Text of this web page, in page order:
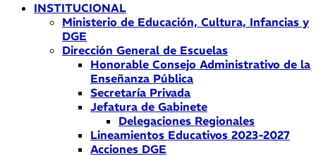
INSTITUCIONAL
Ministerio de Educación, Cultura, Infancias y
DGE
Dirección General de Escuelas
Honorable Consejo Administrativo de la
Enseñanza Pública
Secretaría Privada
Jefatura de Gabinete
Delegaciones Regionales
Lineamientos Educativos 2023-2027
Acciones DGE